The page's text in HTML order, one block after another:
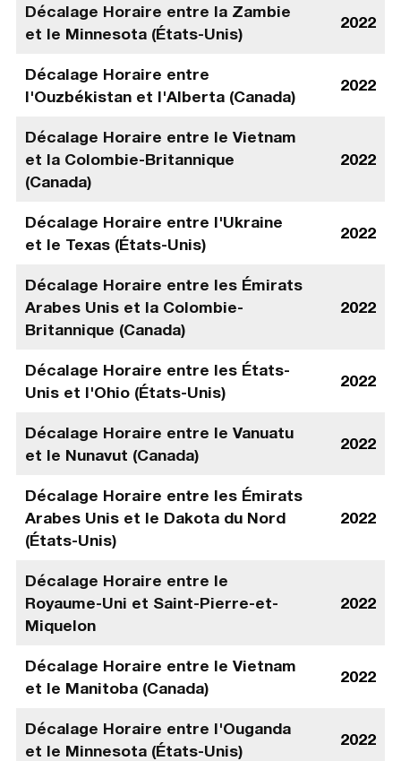
Décalage Horaire entre la Zambie
et le Minnesota (États-Unis)
2022
Décalage Horaire entre
l'Ouzbékistan et l'Alberta (Canada)
2022
Décalage Horaire entre le Vietnam
et la Colombie-Britannique
(Canada)
2022
Décalage Horaire entre l'Ukraine
et le Texas (États-Unis)
2022
Décalage Horaire entre les Émirats
Arabes Unis et la Colombie-
Britannique (Canada)
2022
Décalage Horaire entre les États-
Unis et l'Ohio (États-Unis)
2022
Décalage Horaire entre le Vanuatu
et le Nunavut (Canada)
2022
Décalage Horaire entre les Émirats
Arabes Unis et le Dakota du Nord
(États-Unis)
2022
Décalage Horaire entre le
Royaume-Uni et Saint-Pierre-et-
Miquelon
2022
Décalage Horaire entre le Vietnam
et le Manitoba (Canada)
2022
Décalage Horaire entre l'Ouganda
et le Minnesota (États-Unis)
2022